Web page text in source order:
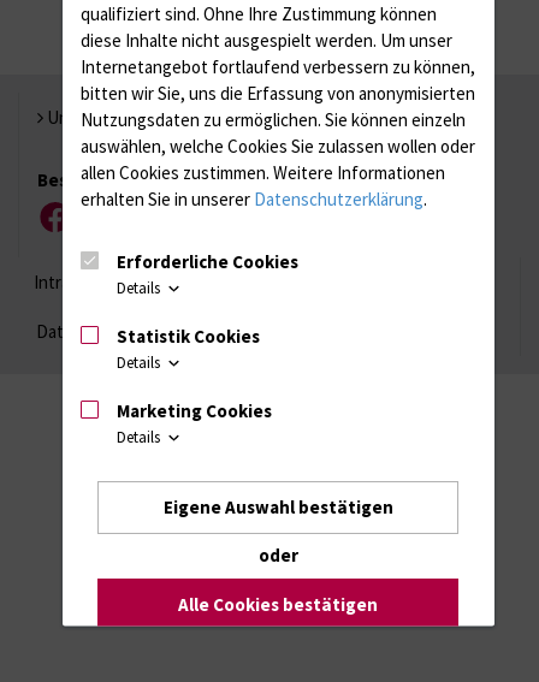
Universität Rostock
Besuchen Sie uns
Facebook
Intranet Login (für Studenten)
Datenschutzhinweise Barrierefreiheit
qualifiziert sind. Ohne Ihre Zustimmung können
diese Inhalte nicht ausgespielt werden. Um unser
Internetangebot fortlaufend verbessern zu können,
bitten wir Sie, uns die Erfassung von anonymisierten
Nutzungsdaten zu ermöglichen. Sie können einzeln
auswählen, welche Cookies Sie zulassen wollen oder
allen Cookies zustimmen. Weitere Informationen
erhalten Sie in unserer Datenschutzerklärung.
Erforderliche Cookies
Details
Statistik Cookies
Details
Marketing Cookies
Details
Eigene Auswahl bestätigen
oder
Alle Cookies bestätigen